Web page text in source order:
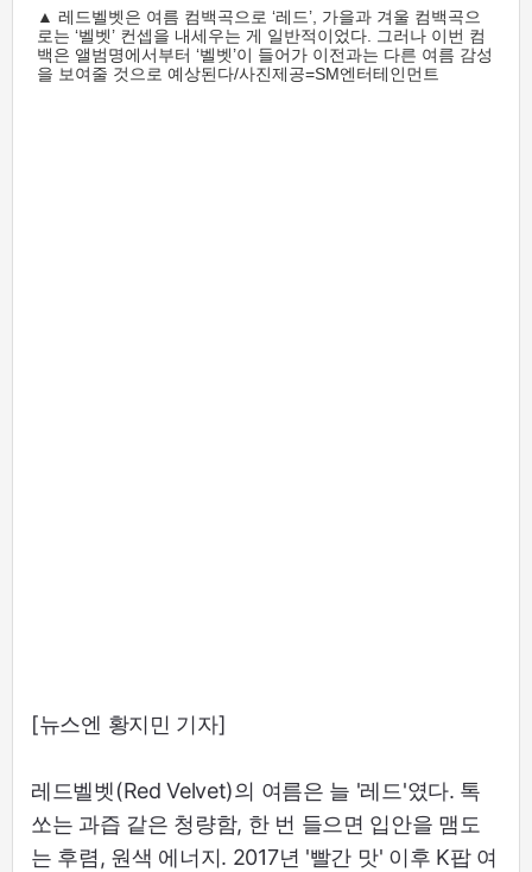
▲ 레드벨벳은 여름 컴백곡으로 ‘레드’, 가을과 겨울 컴백곡으
로는 ‘벨벳’ 컨셉을 내세우는 게 일반적이었다. 그러나 이번 컴
백은 앨범명에서부터 ‘벨벳’이 들어가 이전과는 다른 여름 감성
을 보여줄 것으로 예상된다/사진제공=SM엔터테인먼트
[뉴스엔 황지민 기자]
레드벨벳(Red Velvet)의 여름은 늘 '레드'였다. 톡
쏘는 과즙 같은 청량함, 한 번 들으면 입안을 맴도
는 후렴, 원색 에너지. 2017년 '빨간 맛' 이후 K팝 여